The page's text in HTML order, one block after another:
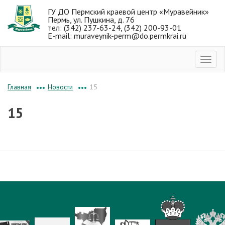
ГУ ДО Пермский краевой центр «Муравейник»
Пермь, ул. Пушкина, д. 76
тел: (342) 237-63-24, (342) 200-93-01
E-mail: muraveynik-perm@do.permkrai.ru
Главная ••• Новости ••• 15
15